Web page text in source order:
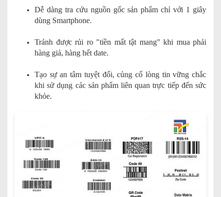
Dễ dàng tra cứu nguồn gốc sản phẩm chỉ với 1 giây
dùng Smartphone.
Tránh được rủi ro "tiền mất tật mang" khi mua phải
hàng giả, hàng hết date.
Tạo sự an tâm tuyệt đối, củng cố lòng tin vững chắc
khi sử dụng các sản phẩm liên quan trực tiếp đến sức
khỏe.